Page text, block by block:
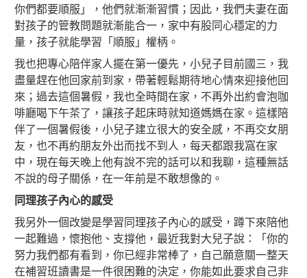
你們都要順服」，他們就漸漸習慣；因此，我們夫妻在面
對孩子的管教問題就漸能合一，家中有股同心穩定的力
量，孩子就能學習「順服」權柄。
我也把專心陪伴家人擺在第一優先，小兒子目前國三，我
盡量趕在他回家前到家，帶著輕鬆期待地心情來迎接他回
來；過去這個暑假，我也全時間在家，不再外出約會泡咖
啡廳喝下午茶了，讓孩子起床時就知道媽媽在家。這樣陪
伴了一個暑假後，小兒子建立很大的安全感，不再交女朋
友，也不再約朋友外出而找不到人，每天都跟我窩在家
中，現在每天晚上他有說不完的話可以和我聊，這種無話
不說的母子關係，在一年前是不敢想像的。
同理孩子內心的感受
我另外一個改變是學習同理孩子內心的感受，蹲下來陪他
一起難過，懷抱他、支撐他，最近我對大兒子說：「你的
努力我們都有看到，你已經非常棒了，自己願意關一整天
在補習班讀書是一件很困難的決定，你能如此要求自己非